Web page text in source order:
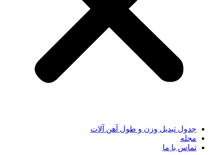
جدول تبدیل وزن و طول آهن آلات
مجله
تماس با ما